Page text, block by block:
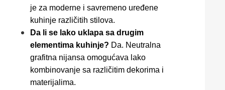
je za moderne i savremeno uređene
kuhinje različitih stilova.
Da li se lako uklapa sa drugim
elementima kuhinje? Da. Neutralna
grafitna nijansa omogućava lako
kombinovanje sa različitim dekorima i
materijalima.